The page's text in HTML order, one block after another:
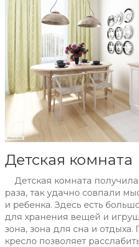
Детская комната
Детская комната
раза, так удачно совпали
и ребенка. Здесь есть
для хранения вещей и
зона, зона для сна и отдыха.
кресло позволяет